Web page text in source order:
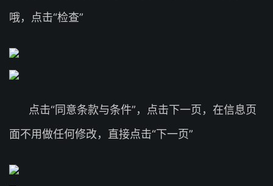
哦，点击“检查”
点击“同意条款与条件”，点击下一页，在信息页
面不用做任何修改，直接点击“下一页”